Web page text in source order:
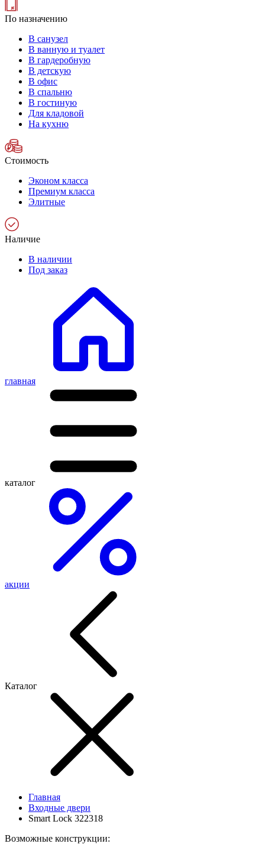
По назначению
В санузел
В ванную и туалет
В гардеробную
В детскую
В офис
В спальню
В гостиную
Для кладовой
На кухню
Стоимость
Эконом класса
Премиум класса
Элитные
Наличие
В наличии
Под заказ
главная
каталог
акции
Каталог
Главная
Входные двери
Smart Lock 322318
Возможные конструкции: